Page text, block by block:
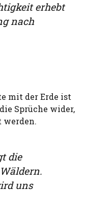
erhebt
nach
mit der Erde ist
Sprüche wider,
werden.
die
uns